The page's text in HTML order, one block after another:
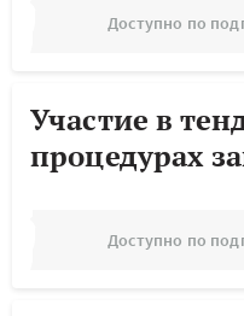
Доступно по
Участие в
процедурах
Доступно по